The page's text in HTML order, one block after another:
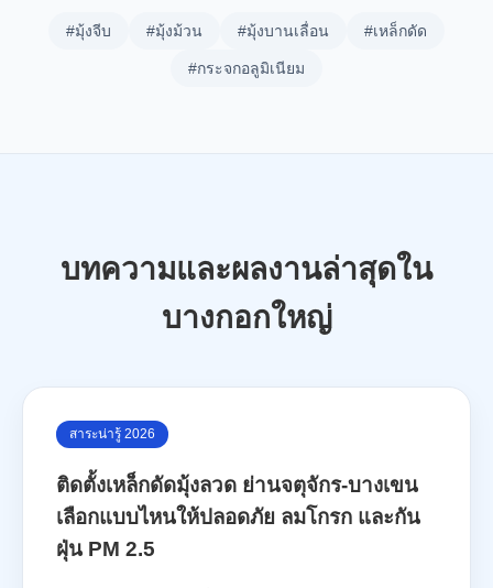
#มุ้งจีบ #มุ้งม้วน #มุ้งบานเลื่อน #เหล็กดัด
#กระจกอลูมิเนียม
บทความและผลงานล่าสุดใน
บางกอกใหญ่
สาระน่ารู้ 2026
ติดตั้งเหล็กดัดมุ้งลวด ย่านจตุจักร-บางเขน
เลือกแบบไหนให้ปลอดภัย ลมโกรก และกัน
ฝุ่น PM 2.5